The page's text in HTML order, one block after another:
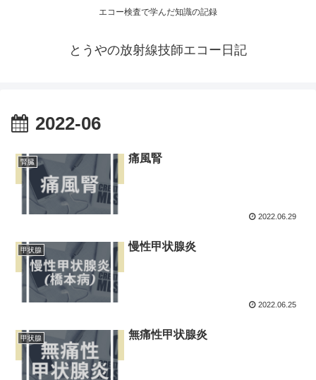
エコー検査で学んだ知識の記録
とうやの放射線技師エコー日記
2022-06
腎臓 痛風腎
2022.06.29
甲状腺 慢性甲状腺炎
2022.06.25
甲状腺 無痛性甲状腺炎